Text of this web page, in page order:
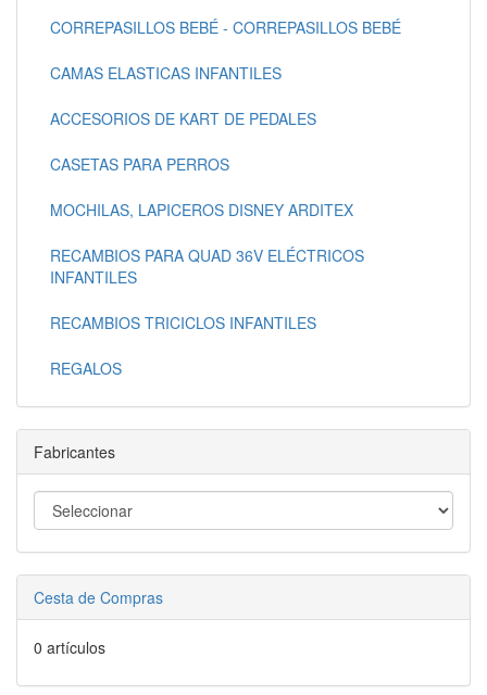
CORREPASILLOS BEBÉ - CORREPASILLOS BEBÉ
CAMAS ELASTICAS INFANTILES
ACCESORIOS DE KART DE PEDALES
CASETAS PARA PERROS
MOCHILAS, LAPICEROS DISNEY ARDITEX
RECAMBIOS PARA QUAD 36V ELÉCTRICOS
INFANTILES
RECAMBIOS TRICICLOS INFANTILES
REGALOS
Fabricantes
Cesta de Compras
0 artículos